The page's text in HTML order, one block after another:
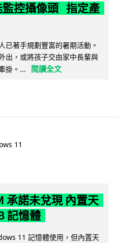
監控攝像頭 指定產
已著手規劃豐富的暑期活動。
出，或將孩子交由家中長輩與
掛。...
閱讀全文
11
諾未兌現 內置天
記憶體
11 記憶體使用，但內置天